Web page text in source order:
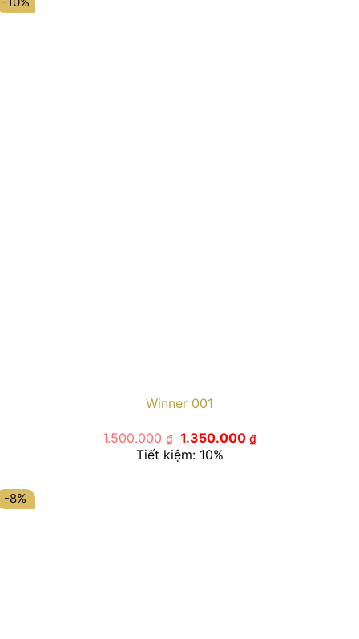
Winner 001
1.500.000₫ Giá
gốc
là:
1.350.000₫Giá
Tiết kiệm: 10%
-8%